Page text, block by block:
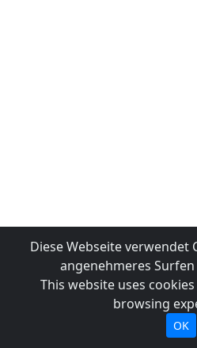
Diese Webseite verwendet
angenehmeres
This website uses
browsing
OK